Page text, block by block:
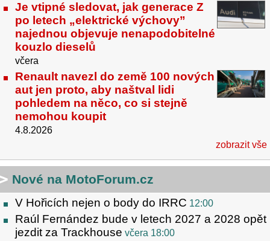
Je vtipné sledovat, jak generace Z
po letech „elektrické výchovy”
najednou objevuje nenapodobitelné
kouzlo dieselů
včera
Renault navezl do země 100 nových
aut jen proto, aby naštval lidi
pohledem na něco, co si stejně
nemohou koupit
4.8.2026
zobrazit vše
Nové na MotoForum.cz
V Hořicích nejen o body do IRRC 12:00
Raúl Fernández bude v letech 2027 a 2028 opět
jezdit za Trackhouse včera 18:00